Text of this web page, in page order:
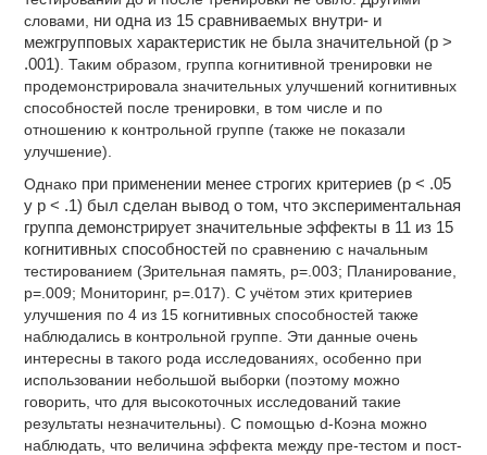
словами, ни одна из 15 сравниваемых внутри- и
межгрупповых характеристик не была значительной (p >
.001) . Таким образом, группа когнитивной тренировки не
продемонстрировала значительных улучшений когнитивных
способностей после тренировки, в том числе и по
отношению к контрольной группе (также не показали
улучшение).
Однако при применении менее строгих критериев (p < .05
y p < .1) был сделан вывод о том, что экспериментальная
группа демонстрирует значительные эффекты в 11 из 15
когнитивных способностей по сравнению с начальным
тестированием (Зрительная память, p=.003; Планирование,
p=.009; Мониторинг, p=.017). С учётом этих критериев
улучшения по 4 из 15 когнитивных способностей также
наблюдались в контрольной группе. Эти данные очень
интересны в такого рода исследованиях, особенно при
использовании небольшой выборки (поэтому можно
говорить, что для высокоточных исследований такие
результаты незначительны). С помощью d-Коэна можно
наблюдать, что величина эффекта между пре-тестом и пост-